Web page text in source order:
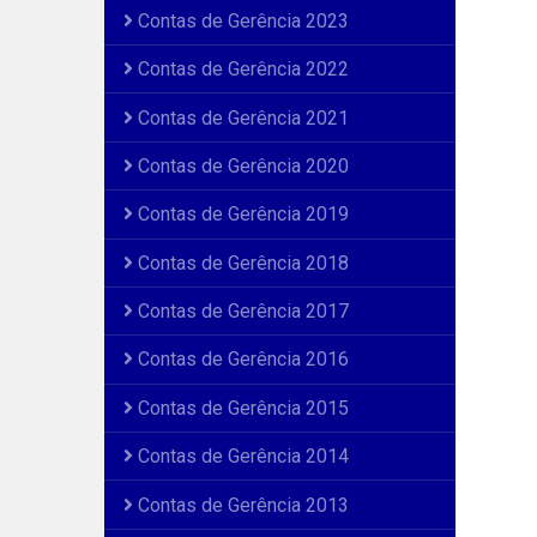
Contas de Gerência 2023
Contas de Gerência 2022
Contas de Gerência 2021
Contas de Gerência 2020
Contas de Gerência 2019
Contas de Gerência 2018
Contas de Gerência 2017
Contas de Gerência 2016
Contas de Gerência 2015
Contas de Gerência 2014
Contas de Gerência 2013